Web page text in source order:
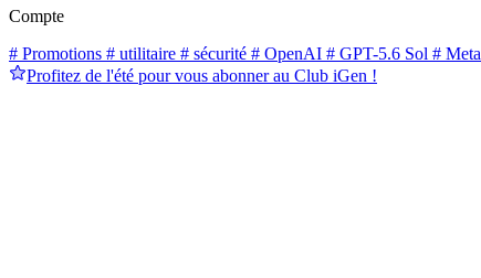
Compte
# Promotions # utilitaire # sécurité # OpenAI # GPT-5.6 Sol # Meta
Profitez de l'été pour vous abonner au Club iGen !